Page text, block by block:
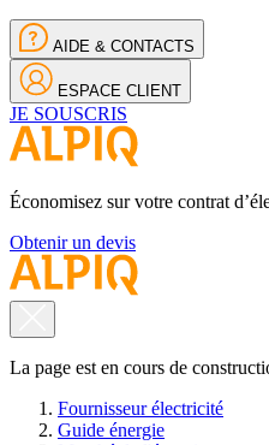
AIDE & CONTACTS
ESPACE CLIENT
JE SOUSCRIS
Économisez sur votre contrat
Obtenir un devis
La page est en cours de
Fournisseur électricité
Guide énergie